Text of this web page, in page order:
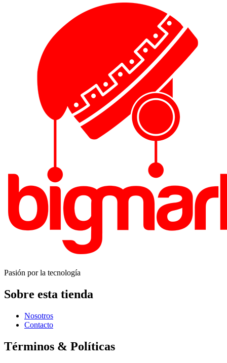
Pasión por la tecnología
Sobre esta tienda
Nosotros
Contacto
Términos & Políticas